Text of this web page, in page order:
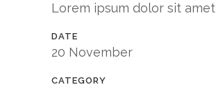
Lorem ipsum dolor sit amet
DATE
20 November
CATEGORY